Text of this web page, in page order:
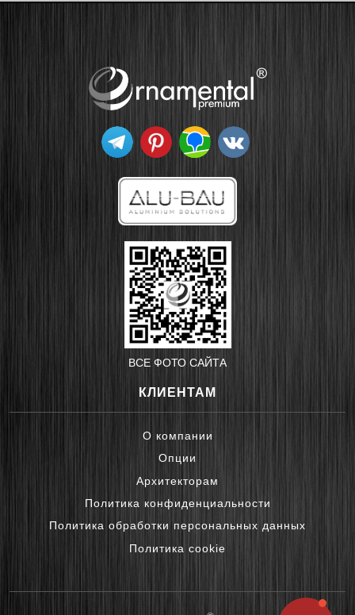
ВСЕ ФОТО САЙТА
КЛИЕНТАМ
О компании
Опции
Архитекторам
Политика конфиденциальности
Политика обработки персональных данных
Политика cookie